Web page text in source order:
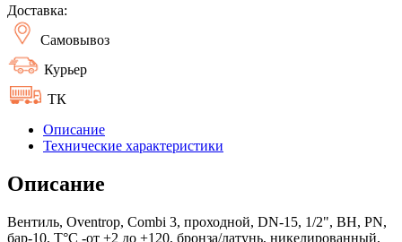
Доставка:
Самовывоз
Курьер
ТК
Описание
Технические характеристики
Описание
Вентиль, Oventrop, Combi 3, проходной, DN-15, 1/2", ВН, PN,
бар-10, T°C -от +2 до +120, бронза/латунь, никелированный,